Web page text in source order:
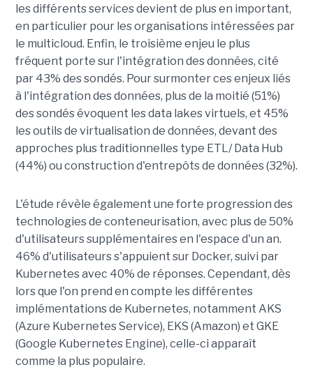
les différents services devient de plus en important,
en particulier pour les organisations intéressées par
le multicloud. Enfin, le troisième enjeu le plus
fréquent porte sur l'intégration des données, cité
par 43% des sondés. Pour surmonter ces enjeux liés
à l'intégration des données, plus de la moitié (51%)
des sondés évoquent les data lakes virtuels, et 45%
les outils de virtualisation de données, devant des
approches plus traditionnelles type ETL/ Data Hub
(44%) ou construction d'entrepôts de données (32%).
L'étude révèle également une forte progression des
technologies de conteneurisation, avec plus de 50%
d'utilisateurs supplémentaires en l'espace d'un an.
46% d'utilisateurs s'appuient sur Docker, suivi par
Kubernetes avec 40% de réponses. Cependant, dès
lors que l'on prend en compte les différentes
implémentations de Kubernetes, notamment AKS
(Azure Kubernetes Service), EKS (Amazon) et GKE
(Google Kubernetes Engine), celle-ci apparaît
comme la plus populaire.